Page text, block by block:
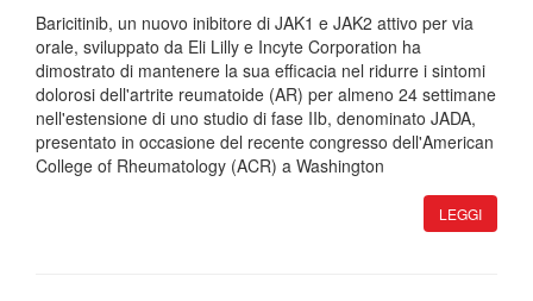
Baricitinib, un nuovo inibitore di JAK1 e JAK2 attivo per via
orale, sviluppato da Eli Lilly e Incyte Corporation ha
dimostrato di mantenere la sua efficacia nel ridurre i sintomi
dolorosi dell'artrite reumatoide (AR) per almeno 24 settimane
nell'estensione di uno studio di fase IIb, denominato JADA,
presentato in occasione del recente congresso dell'American
College of Rheumatology (ACR) a Washington
LEGGI